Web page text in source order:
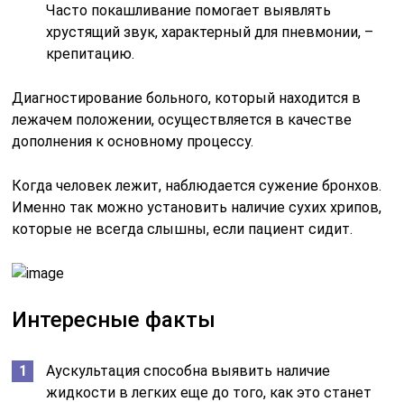
Часто покашливание помогает выявлять
хрустящий звук, характерный для пневмонии, –
крепитацию.
Диагностирование больного, который находится в
лежачем положении, осуществляется в качестве
дополнения к основному процессу.
Когда человек лежит, наблюдается сужение бронхов.
Именно так можно установить наличие сухих хрипов,
которые не всегда слышны, если пациент сидит.
Интересные факты
Аускультация способна выявить наличие
жидкости в легких еще до того, как это станет